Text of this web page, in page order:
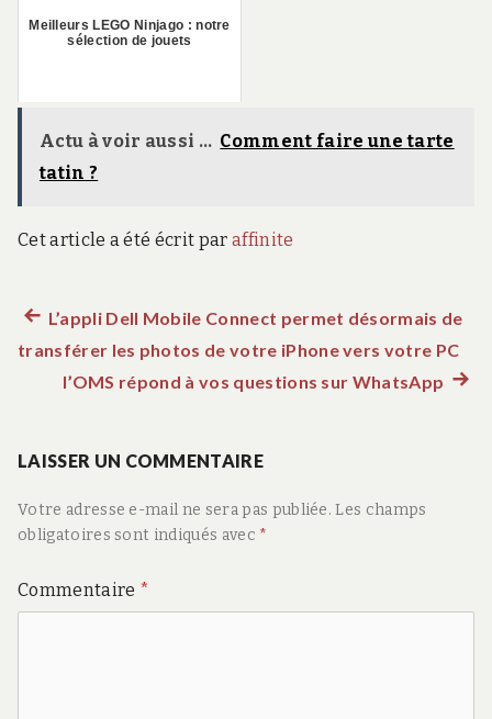
Meilleurs LEGO Ninjago : notre
sélection de jouets
Actu à voir aussi ... Comment faire une tarte
tatin ?
Cet article a été écrit par affinite
Navigation
Article
précédent :
L’appli Dell Mobile Connect permet désormais de
transférer les photos de votre iPhone vers votre PC
l’OMS répond à vos questions sur WhatsApp
LAISSER UN COMMENTAIRE
Votre adresse e-mail ne sera pas publiée. Les champs
obligatoires sont indiqués avec *
Commentaire *